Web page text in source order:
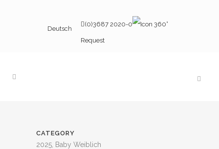
Deutsch
(0)3687 2020-0
Request
CATEGORY
2025, Baby Weiblich